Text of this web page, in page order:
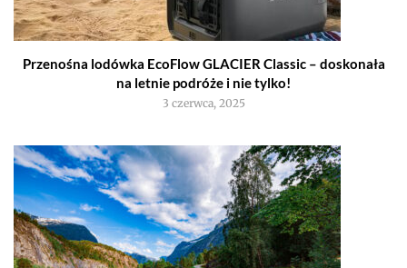
Przenośna lodówka EcoFlow GLACIER Classic – doskonała
na letnie podróże i nie tylko!
3 czerwca, 2025